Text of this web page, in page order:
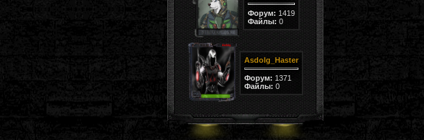
Форум: 1419
Файлы: 0
Asdolg_Haster
Форум: 1371
Файлы: 0